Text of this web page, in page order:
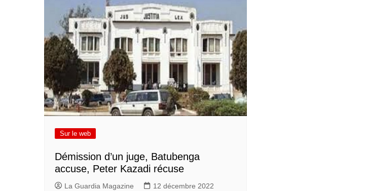
Sur le web
Démission d’un juge, Batubenga
accuse, Peter Kazadi récuse
La Guardia Magazine 12 décembre 2022